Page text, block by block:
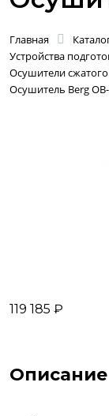
Главная
Устройства
Осушители
Осушитель Berg
119 185 ₽
Описание